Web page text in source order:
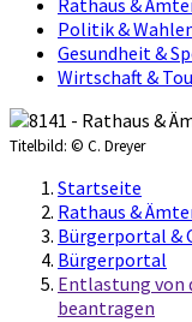
Rathaus &
Politik &
Gesundheit &
Wirtschaft &
Titelbild: © C. Dreyer
Startseite
Rathaus &
Bürgerportal &
Bürgerportal
Entlastung von
beantragen